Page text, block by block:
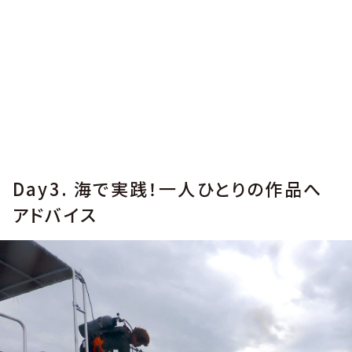
Day3. 海で実践！一人ひとりの作品へ
アドバイス